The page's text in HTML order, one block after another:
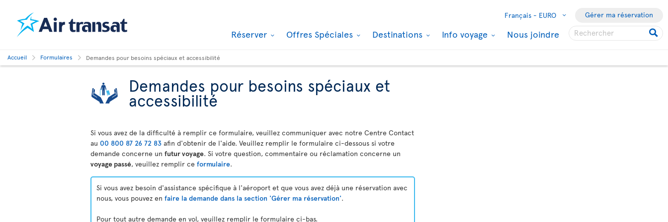
Français - EURO Gérer ma réservation
Réserver Offres Spéciales Destinations Info voyage Nous joindre
Accueil Formulaires Demandes pour besoins spéciaux et accessibilité
Demandes pour besoins spéciaux et
accessibilité
Si vous avez de la difficulté à remplir ce formulaire, veuillez communiquer avec notre Centre Contact
au 00 800 87 26 72 83 afin d'obtenir de l'aide. Veuillez remplir le formulaire ci-dessous si votre
demande concerne un futur voyage. Si votre question, commentaire ou réclamation concerne un
voyage passé, veuillez remplir ce formulaire.
Si vous avez besoin d'assistance spécifique à l'aéroport et que vous avez déjà une réservation avec
nous, vous pouvez en faire la demande dans la section 'Gérer ma réservation'.
Pour tout autre demande en vol, veuillez remplir le formulaire ci-bas.